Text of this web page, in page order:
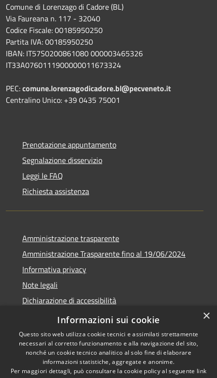
Comune di Lorenzago di Cadore (BL)
Via Faureana n. 117 - 32040
Codice Fiscale: 00185950250
Partita IVA: 00185950250
IBAN: IT57S0200861080 000003465326
IT33A0760111900000011673324
PEC:comune.lorenzagodicadore.bl@pecveneto.it
Centralino Unico: +39 0435 75001
Prenotazione appuntamento
Segnalazione disservizio
Leggi le FAQ
Richiesta assistenza
Amministrazione trasparente
Amministrazione Trasparente fino al 19/06/2024
Informativa privacy
Note legali
Dichiarazione di accessibilità
Meccanismo di feedback
Copyright © 2026 • Comune di
×
Informazioni sui cookie
Questo sito web utilizza cookie tecnici e assimilati strettamente
necessari al corretto funzionamento e alla navigazione del sito,
nonché un cookie tecnico analitico al solo fine di elaborare
informazioni statistiche, aggregate e anonime.
Per maggiori dettagli, può consultare la cookie policy al seguente link